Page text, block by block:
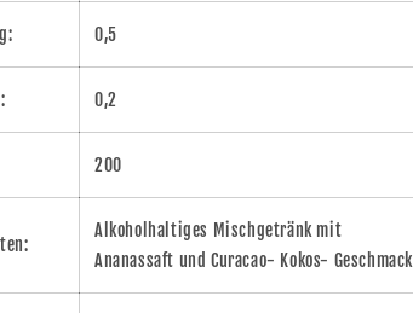
0,5
0,2
200
Alkoholhaltiges Mischgetränk mit
Ananassaft und Curacao- Kokos- Geschmack